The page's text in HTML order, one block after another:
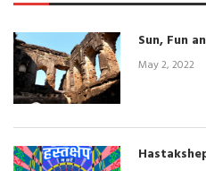
Sun, Fun
May 2, 2022